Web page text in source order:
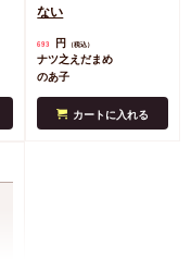
ない
693 円 （税込）
ナツ之えだまめ
のあ子
カートに入れる